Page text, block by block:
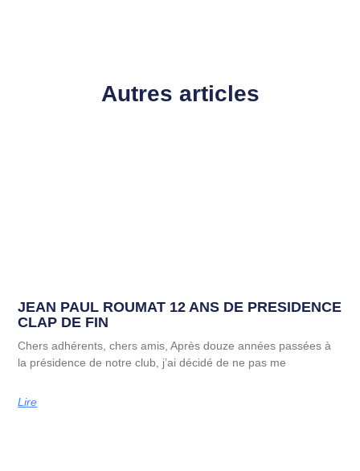
Autres articles
JEAN PAUL ROUMAT 12 ANS DE PRESIDENCE
CLAP DE FIN
Chers adhérents, chers amis, Après douze années passées à
la présidence de notre club, j’ai décidé de ne pas me
Lire